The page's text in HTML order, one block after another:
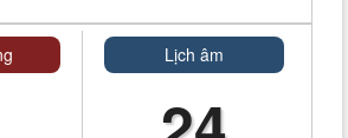
Lịch âm